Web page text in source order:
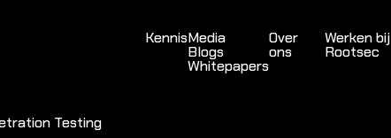
Testing
KennisMedia
Blogs
Whitepapers
Over
ons
Werken bij
Rootsec